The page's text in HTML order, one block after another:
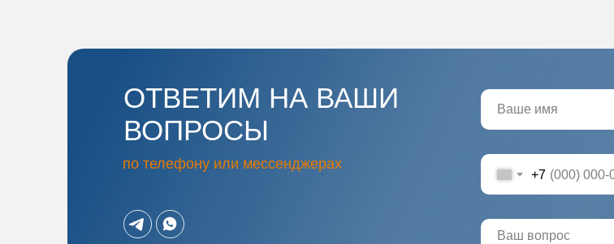
ОТВЕТИМ НА ВАШИ
ВОПРОСЫ
по телефону или мессенджерах
+7
ARDIS
ООО «Ардис-М»